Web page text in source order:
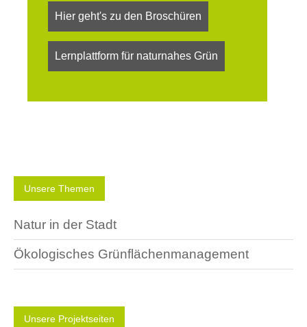
Hier geht's zu den Broschüren
Lernplattform für naturnahes Grün
Unsere Themen
Navigation
überspringen
Natur in der Stadt
Ökologisches Grünflächenmanagement
Unsere Projektseiten